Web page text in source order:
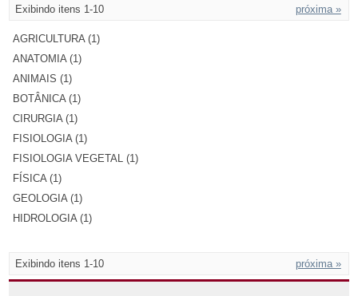
Exibindo itens 1-10 próxima »
AGRICULTURA (1)
ANATOMIA (1)
ANIMAIS (1)
BOTÂNICA (1)
CIRURGIA (1)
FISIOLOGIA (1)
FISIOLOGIA VEGETAL (1)
FÍSICA (1)
GEOLOGIA (1)
HIDROLOGIA (1)
Exibindo itens 1-10 próxima »